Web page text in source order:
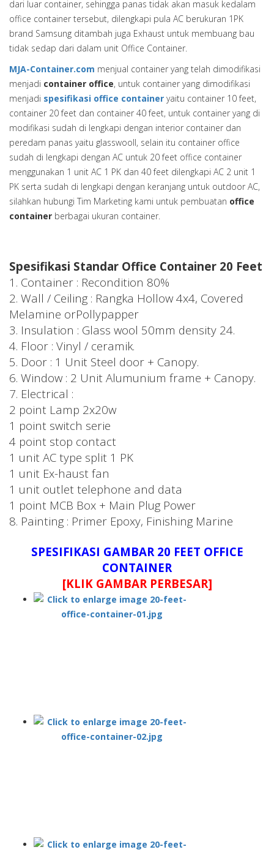
dari luar container, sehingga panas tidak akan masuk kedalam
office container tersebut, dilengkapi pula AC berukuran 1PK
brand Samsung ditambah juga Exhaust untuk membuang bau
tidak sedap dari dalam unit Office Container.
MJA-Container.com menjual container yang telah dimodifikasi
menjadi container office, untuk container yang dimodifikasi
menjadi spesifikasi office container yaitu container 10 feet,
container 20 feet dan container 40 feet, untuk container yang di
modifikasi sudah di lengkapi dengan interior container dan
peredam panas yaitu glasswooll, selain itu container office
sudah di lengkapi dengan AC untuk 20 feet office container
menggunakan 1 unit AC 1 PK dan 40 feet dilengkapi AC 2 unit 1
PK serta sudah di lengkapi dengan keranjang untuk outdoor AC,
silahkan hubungi Tim Marketing kami untuk pembuatan office
container berbagai ukuran container.
Spesifikasi Standar Office Container 20 Feet
1. Container : Recondition 80%
2. Wall / Ceiling : Rangka Hollow 4x4, Covered
Melamine orPollypapper
3. Insulation : Glass wool 50mm density 24.
4. Floor : Vinyl / ceramik.
5. Door : 1 Unit Steel door + Canopy.
6. Window : 2 Unit Alumunium frame + Canopy.
7. Electrical :
2 point Lamp 2x20w
1 point switch serie
4 point stop contact
1 unit AC type split 1 PK
1 unit Ex-haust fan
1 unit outlet telephone and data
1 point MCB Box + Main Plug Power
8. Painting : Primer Epoxy, Finishing Marine
SPESIFIKASI GAMBAR 20 FEET OFFICE
CONTAINER
[KLIK GAMBAR PERBESAR]